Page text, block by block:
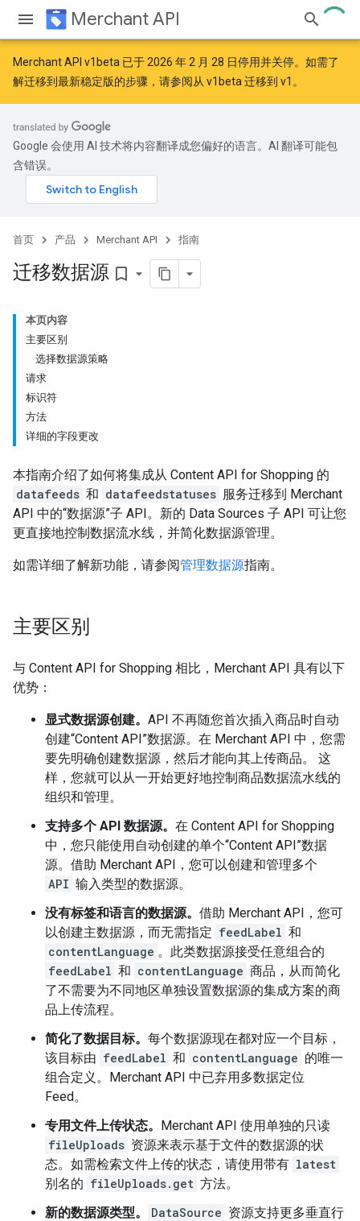
Merchant API
Merchant API v1beta 已于 2026 年 2 月 28 日停用并关停。如需了
解迁移到最新稳定版的步骤，请参阅从 v1beta 迁移到 v1 。
Google 会使用 AI 技术将内容翻译成您偏好的语言。AI 翻译可能包
含错误。
首页 产品 Merchant API 指南
迁移数据源 bookmark_border
本页内容
主要区别
选择数据源策略
请求
标识符
方法
详细的字段更改
本指南介绍了如何将集成从 Content API for Shopping 的
datafeeds 和 datafeedstatuses 服务迁移到 Merchant
API 中的“数据源”子 API。新的 Data Sources 子 API 可让您
更直接地控制数据流水线，并简化数据源管理。
如需详细了解新功能，请参阅管理数据源指南。
主要区别
与 Content API for Shopping 相比，Merchant API 具有以下
优势：
显式数据源创建。 API 不再随您首次插入商品时自动
创建“Content API”数据源。在 Merchant API 中，您需
要先明确创建数据源，然后才能向其上传商品。 这
样，您就可以从一开始更好地控制商品数据流水线的
组织和管理。
支持多个 API 数据源。 在 Content API for Shopping
中，您只能使用自动创建的单个“Content API”数据
源。借助 Merchant API，您可以创建和管理多个
API 输入类型的数据源。
没有标签和语言的数据源。 借助 Merchant API，您可
以创建主数据源，而无需指定 feedLabel 和
contentLanguage 。此类数据源接受任意组合的
feedLabel 和 contentLanguage 商品，从而简化
了不需要为不同地区单独设置数据源的集成方案的商
品上传流程。
简化了数据目标。 每个数据源现在都对应一个目标，
该目标由 feedLabel 和 contentLanguage 的唯一
组合定义。Merchant API 中已弃用多数据定位
Feed。
专用文件上传状态。 Merchant API 使用单独的只读
fileUploads 资源来表示基于文件的数据源的状
态。如需检索文件上传的状态，请使用带有 latest
别名的 fileUploads.get 方法。
新的数据源类型。
DataSource 资源支持更多垂直行